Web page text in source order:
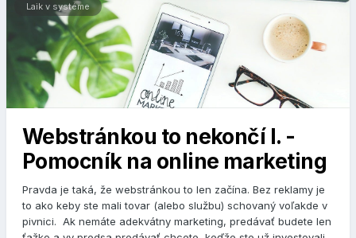
Laik v systéme
Webstránkou to nekončí I. -
Pomocník na online marketing
Pravda je taká, že webstránkou to len začína. Bez reklamy je
to ako keby ste mali tovar (alebo službu) schovaný voľakde v
pivnici. Ak nemáte adekvátny marketing, predávať budete len